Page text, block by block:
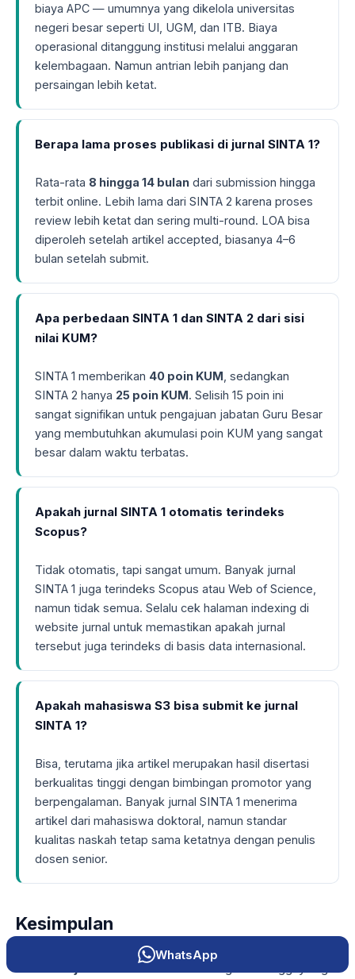
biaya APC — umumnya yang dikelola universitas
negeri besar seperti UI, UGM, dan ITB. Biaya
operasional ditanggung institusi melalui anggaran
kelembagaan. Namun antrian lebih panjang dan
persaingan lebih ketat.
Berapa lama proses publikasi di jurnal SINTA 1?
Rata-rata 8 hingga 14 bulan dari submission hingga
terbit online. Lebih lama dari SINTA 2 karena proses
review lebih ketat dan sering multi-round. LOA bisa
diperoleh setelah artikel accepted, biasanya 4–6
bulan setelah submit.
Apa perbedaan SINTA 1 dan SINTA 2 dari sisi
nilai KUM?
SINTA 1 memberikan 40 poin KUM , sedangkan
SINTA 2 hanya 25 poin KUM. Selisih 15 poin ini
sangat signifikan untuk pengajuan jabatan Guru Besar
yang membutuhkan akumulasi poin KUM yang sangat
besar dalam waktu terbatas.
Apakah jurnal SINTA 1 otomatis terindeks
Scopus?
Tidak otomatis, tapi sangat umum. Banyak jurnal
SINTA 1 juga terindeks Scopus atau Web of Science,
namun tidak semua. Selalu cek halaman indexing di
website jurnal untuk memastikan apakah jurnal
tersebut juga terindeks di basis data internasional.
Apakah mahasiswa S3 bisa submit ke jurnal
SINTA 1?
Bisa, terutama jika artikel merupakan hasil disertasi
berkualitas tinggi dengan bimbingan promotor yang
berpengalaman. Banyak jurnal SINTA 1 menerima
artikel dari mahasiswa doktoral, namun standar
kualitas naskah tetap sama ketatnya dengan penulis
dosen senior.
Kesimpulan
Publikasi jurnal SINTA 1
WhatsApp